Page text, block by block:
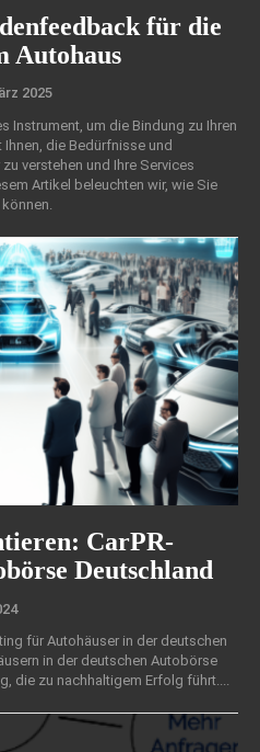
für die
Autohaus
2025
Instrument, um die Bindung zu Ihren
die Bedürfnisse und
verstehen und Ihre Services
Artikel beleuchten wir, wie Sie
CarPR-
Deutschland
für Autohäuser in der deutschen
in der deutschen Autobörse
die zu nachhaltigem Erfolg führt....